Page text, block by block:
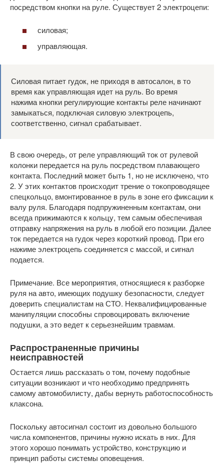
посредством кнопки на руле. Существует 2 электроцепи:
силовая;
управляющая.
Силовая питает гудок, не приходя в автосалон, в то
время как управляющая идет на руль. Во время
нажима кнопки регулирующие контакты реле начинают
замыкаться, подключая силовую электроцепь,
соответственно, сигнал срабатывает.
В свою очередь, от реле управляющий ток от рулевой
колонки передается на руль посредством плавающего
контакта. Последний может быть 1, но не исключено, что
2. У этих контактов происходит трение о токопроводящее
спецкольцо, вмонтированное в руль в зоне его фиксации к
валу руля. Благодаря подпружиненным контактам, они
всегда прижимаются к кольцу, тем самым обеспечивая
отправку напряжения на руль в любой его позиции. Далее
ток передается на гудок через короткий провод. При его
нажиме электроцепь соединяется с массой, и сигнал
подается.
Примечание. Все мероприятия, относящиеся к разборке
руля на авто, имеющих подушку безопасности, следует
доверить специалистам на СТО. Неквалифицированные
манипуляции способны спровоцировать включение
подушки, а это ведет к серьезнейшим травмам.
Распространенные причины
неисправностей
Остается лишь рассказать о том, почему подобные
ситуации возникают и что необходимо предпринять
самому автомобилисту, дабы вернуть работоспособность
клаксона.
Поскольку автосигнал состоит из довольно большого
числа компонентов, причины нужно искать в них. Для
этого хорошо понимать устройство, конструкцию и
принцип работы системы оповещения.